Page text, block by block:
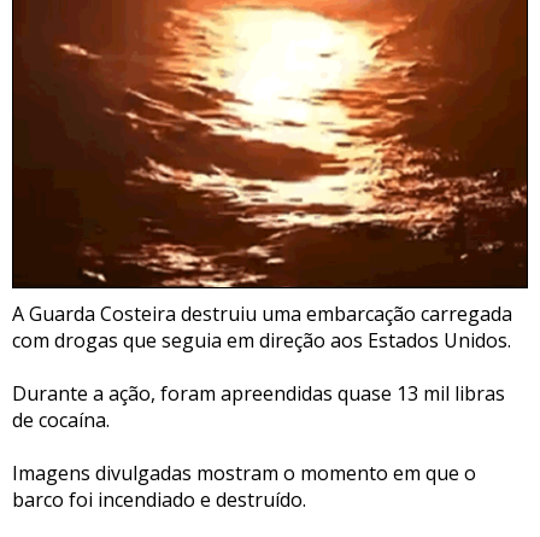
A Guarda Costeira destruiu uma embarcação carregada
com drogas que seguia em direção aos Estados Unidos.
Durante a ação, foram apreendidas quase 13 mil libras
de cocaína.
Imagens divulgadas mostram o momento em que o
barco foi incendiado e destruído.